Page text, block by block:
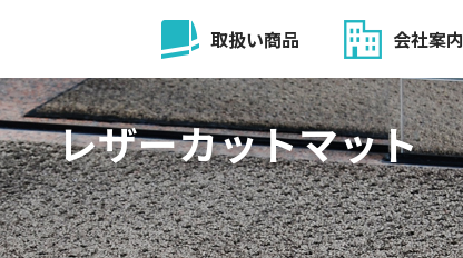
取扱い商品 会社案内
レザーカットマット